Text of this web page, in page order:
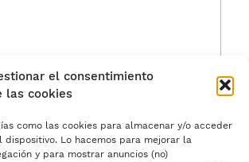
el consentimiento
las cookies
como las cookies para almacenar y/o acceder
Lo hacemos para mejorar la
y para mostrar anuncios (no)
términos de uso.